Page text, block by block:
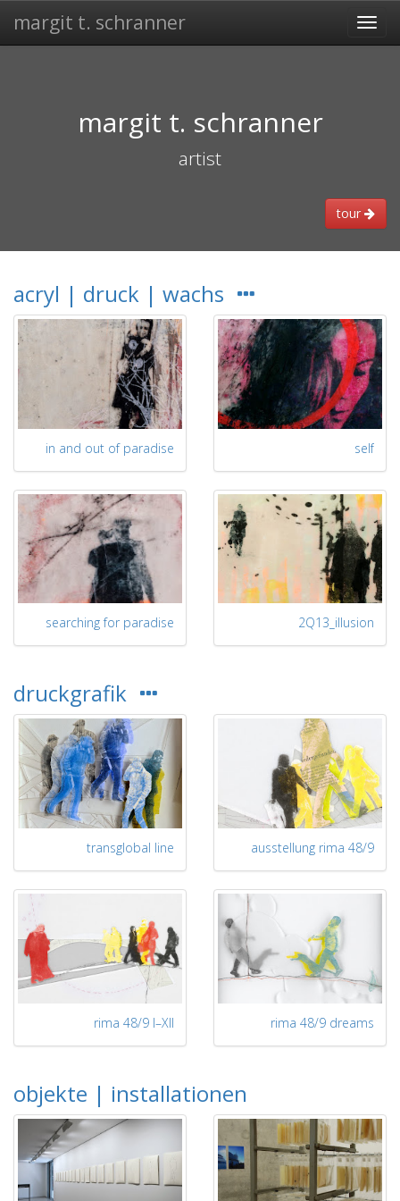
margit t. schranner
margit t. schranner
artist
tour
acryl | druck | wachs
in and out of paradise self
searching for paradise 2Q13_illusion
druckgrafik
transglobal line ausstellung rima 48/9
rima 48/9 I–XII rima 48/9 dreams
objekte | installationen